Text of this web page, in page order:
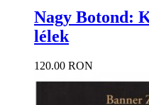
Nagy Botond:
lélek
120.00 RON